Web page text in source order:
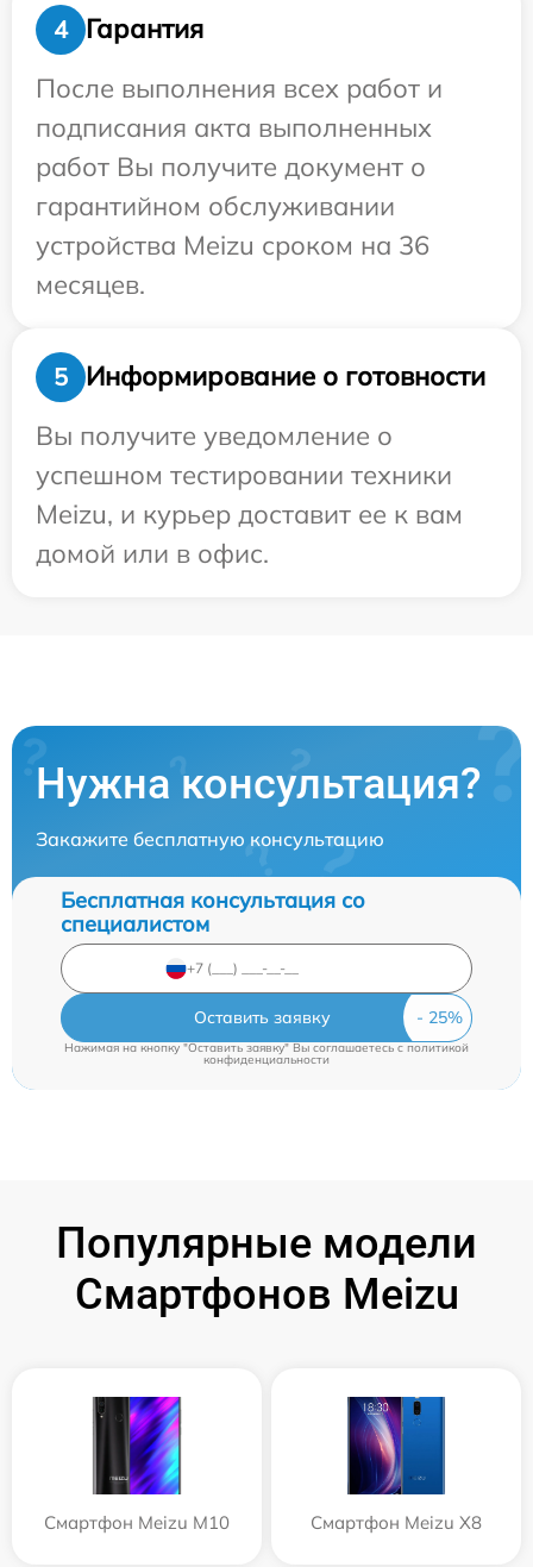
4
Гарантия
После выполнения всех работ и
подписания акта выполненных
работ Вы получите документ о
гарантийном обслуживании
устройства Meizu сроком на 36
месяцев.
5
Информирование о готовности
Вы получите уведомление о
успешном тестировании техники
Meizu, и курьер доставит ее к вам
домой или в офис.
Нужна консультация?
Закажите бесплатную консультацию
Бесплатная консультация со
специалистом
Оставить заявку
Нажимая на кнопку "Оставить заявку" Вы соглашаетесь cполитикой
конфиденциальности
Популярные модели
Смартфонов Meizu
Смартфон Meizu M10 Смартфон Meizu X8